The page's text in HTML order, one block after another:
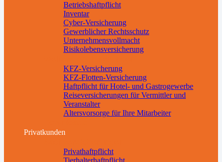
Betriebshaftpflicht
Inventar
Cyber-Versicherung
Gewerblicher Rechtsschutz
Unternehmensvollmacht
Risikolebensversicherung
KFZ-Versicherung
KFZ-Flotten-Versicherung
Haftpflicht für Hotel- und Gastrogewerbe
Reiseversicherungen für Vermittler und
Veranstalter
Altersvorsorge für Ihre Mitarbeiter
Privatkunden
Privathaftpflicht
Tierhalterhaftpflicht